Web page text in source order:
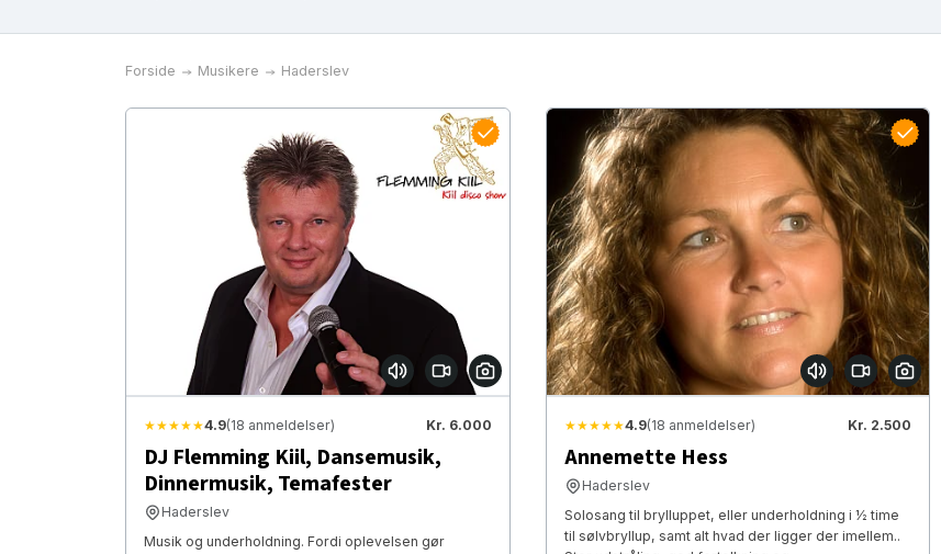
Forside Musikere Haderslev
★★★★★4.9(18 anmeldelser) Kr. 6.000
DJ Flemming Kiil, Dansemusik,
Dinnermusik, Temafester
Haderslev
Musik og underholdning. Fordi oplevelsen gør
★★★★★4.9(18 anmeldelser) Kr. 2.500
Annemette Hess
Haderslev
Solosang til brylluppet, eller underholdning i ½ time
til sølvbryllup, samt alt hvad der ligger der imellem..